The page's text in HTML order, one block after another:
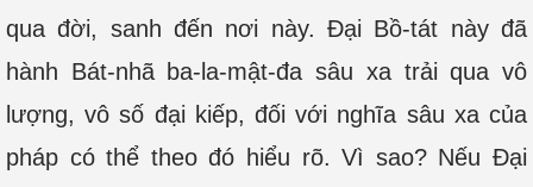
qua đời, sanh đến nơi này. Đại Bồ-tát này đã
hành Bát-nhã ba-la-mật-đa sâu xa trải qua vô
lượng, vô số đại kiếp, đối với nghĩa sâu xa của
pháp có thể theo đó hiểu rõ. Vì sao? Nếu Đại